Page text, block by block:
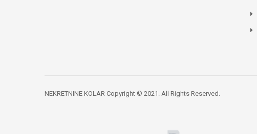
NEKRETNINE KOLAR Copyright © 2021. All Rights Reserved.